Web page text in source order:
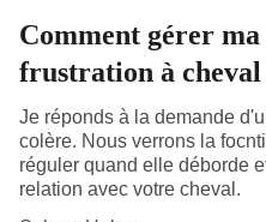
Comment gérer
frustration à cheval
Je réponds à la demande
colère. Nous verrons la
réguler quand elle déborde
relation avec votre cheval.